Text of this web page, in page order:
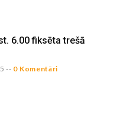
6.00 fiksēta trešā
-- 0 Komentāri